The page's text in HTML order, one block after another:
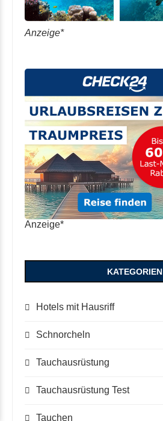
Anzeige*
Anzeige*
KATEGORIEN
Hotels mit Hausriff
Schnorcheln
Tauchausrüstung
Tauchausrüstung Test
Tauchen